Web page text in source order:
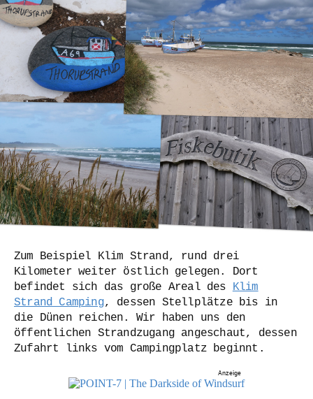
Zum Beispiel Klim Strand, rund drei
Kilometer weiter östlich gelegen. Dort
befindet sich das große Areal des Klim
Strand Camping, dessen Stellplätze bis in
die Dünen reichen. Wir haben uns den
öffentlichen Strandzugang angeschaut, dessen
Zufahrt links vom Campingplatz beginnt.